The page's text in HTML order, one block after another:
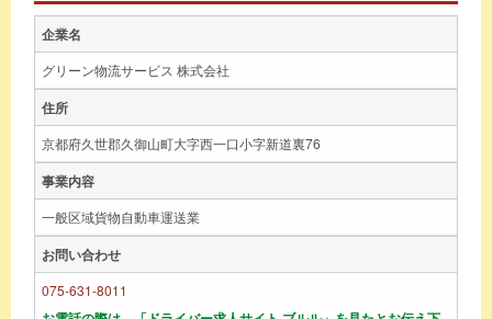
企業名
グリーン物流サービス 株式会社
住所
京都府久世郡久御山町大字西一口小字新道裏76
事業内容
一般区域貨物自動車運送業
お問い合わせ
075-631-8011